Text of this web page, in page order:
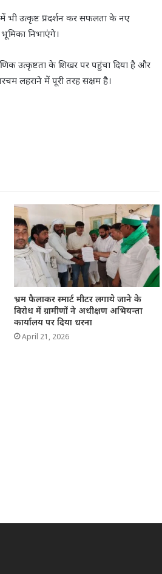
में भी उत्कृष्ट प्रदर्शन कर सफलता के नए
भूमिका निभाएंगे।
उत्कृष्टता के शिखर पर पहुंचा दिया है और
लहराने में पूरी तरह सक्षम है।
भ्रम फैलाकर स्मार्ट मीटर लगाये जाने के
विरोध में ग्रामीणों ने अधीक्षण अभियन्ता
कार्यालय पर दिया धरना
April 21, 2026